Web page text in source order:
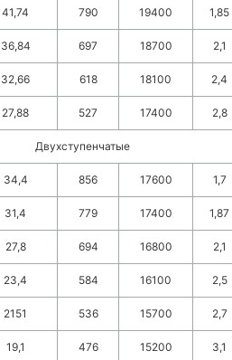
41,74 790 19400 1,85
36,84 697 18700 2,1
32,66 618 18100 2,4
27,88 527 17400 2,8
Двухступенчатые
34,4 856 17600 1,7
31,4 779 17400 1,87
27,8 694 16800 2,1
23,4 584 16100 2,5
2151 536 15700 2,7
19,1 476 15200 3,1